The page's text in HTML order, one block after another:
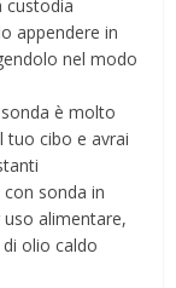
custodia
appendere in
nel modo
è molto
tuo cibo e avrai
sonda in
alimentare,
olio caldo